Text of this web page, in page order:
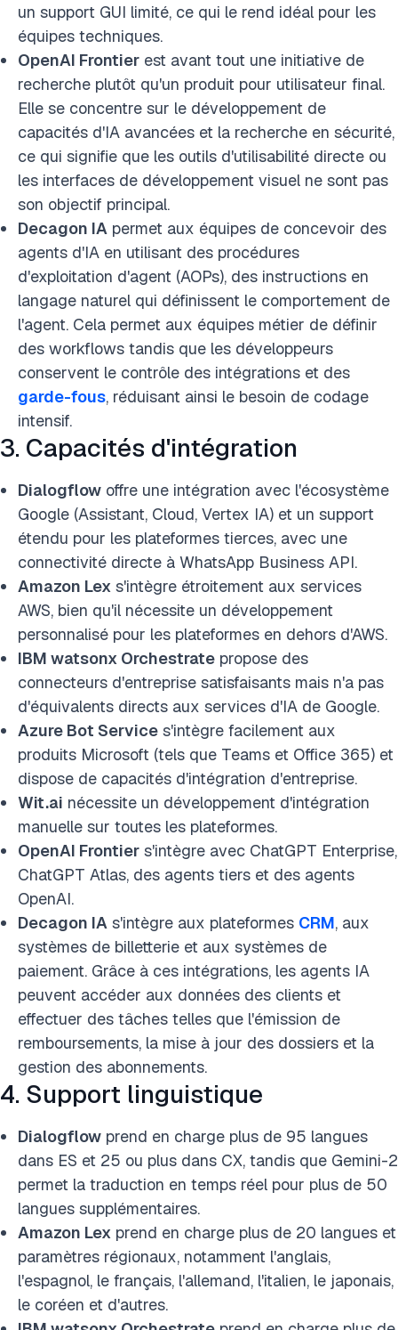
un support GUI limité, ce qui le rend idéal pour les
équipes techniques.
OpenAI Frontier est avant tout une initiative de
recherche plutôt qu'un produit pour utilisateur final.
Elle se concentre sur le développement de
capacités d'IA avancées et la recherche en sécurité,
ce qui signifie que les outils d'utilisabilité directe ou
les interfaces de développement visuel ne sont pas
son objectif principal.
Decagon IA permet aux équipes de concevoir des
agents d'IA en utilisant des procédures
d'exploitation d'agent (AOPs), des instructions en
langage naturel qui définissent le comportement de
l'agent. Cela permet aux équipes métier de définir
des workflows tandis que les développeurs
conservent le contrôle des intégrations et des
garde-fous, réduisant ainsi le besoin de codage
intensif.
3. Capacités d'intégration
Dialogflow offre une intégration avec l'écosystème
Google (Assistant, Cloud, Vertex IA) et un support
étendu pour les plateformes tierces, avec une
connectivité directe à WhatsApp Business API.
Amazon Lex s'intègre étroitement aux services
AWS, bien qu'il nécessite un développement
personnalisé pour les plateformes en dehors d'AWS.
IBM watsonx Orchestrate propose des
connecteurs d'entreprise satisfaisants mais n'a pas
d'équivalents directs aux services d'IA de Google.
Azure Bot Service s'intègre facilement aux
produits Microsoft (tels que Teams et Office 365) et
dispose de capacités d'intégration d'entreprise.
Wit.ai nécessite un développement d'intégration
manuelle sur toutes les plateformes.
OpenAI Frontier s'intègre avec ChatGPT Enterprise,
ChatGPT Atlas, des agents tiers et des agents
OpenAI.
Decagon IA s'intègre aux plateformes CRM, aux
systèmes de billetterie et aux systèmes de
paiement. Grâce à ces intégrations, les agents IA
peuvent accéder aux données des clients et
effectuer des tâches telles que l'émission de
remboursements, la mise à jour des dossiers et la
gestion des abonnements.
4. Support linguistique
Dialogflow prend en charge plus de 95 langues
dans ES et 25 ou plus dans CX, tandis que Gemini-2
permet la traduction en temps réel pour plus de 50
langues supplémentaires.
Amazon Lex prend en charge plus de 20 langues et
paramètres régionaux, notamment l'anglais,
l'espagnol, le français, l'allemand, l'italien, le japonais,
le coréen et d'autres.